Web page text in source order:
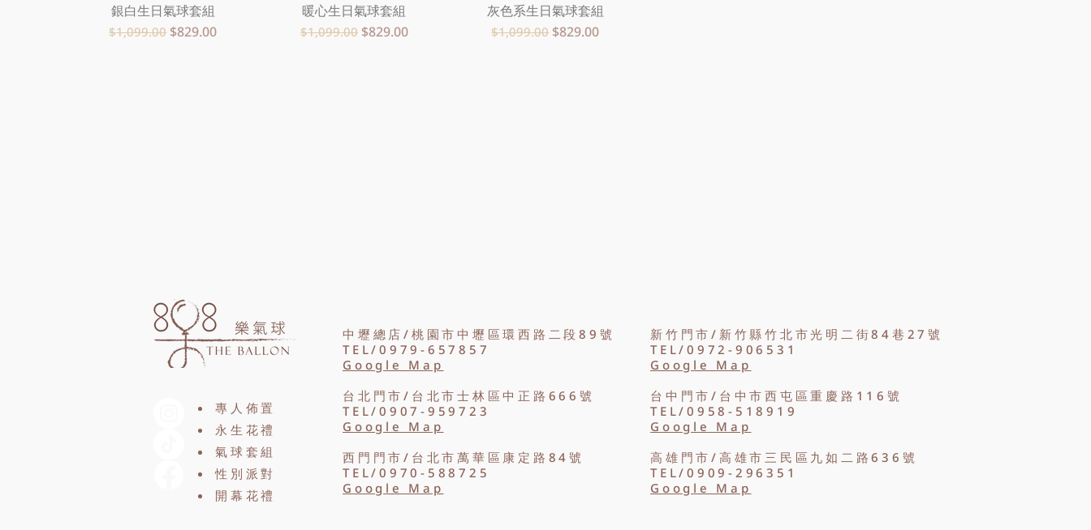
快速瀏覽
銀白生日氣球套組
一般價格
$1,099.00 促銷價格
$829.00
快速瀏覽
暖心生日氣球套組
一般價格
$1,099.00 促銷價格
$829.00
快速瀏覽
灰色系生日氣球套組
一般價格
$1,099.00 促銷價格
$829.00
專人佈置
永生花禮
氣球套組
性別派對​
​開幕花禮
中壢總店/桃園市中壢區環西路二段89號
TEL/0979-657857
Google Map
台北門市/台北市士林區中正路666號
TEL/0907-959723
Google Map
西門門市/台北市萬華區康定路84號
TEL/0970-588725
Google Map
新竹門市/新竹縣竹北市光明二街84巷27號
TEL/0972-906531
Google Map
台中門市/台中市西屯區重慶路116號
TEL/0958-518919
Google Map
高雄門市/高雄市三民區九如二路636號
TEL/0909-296351
Google Map